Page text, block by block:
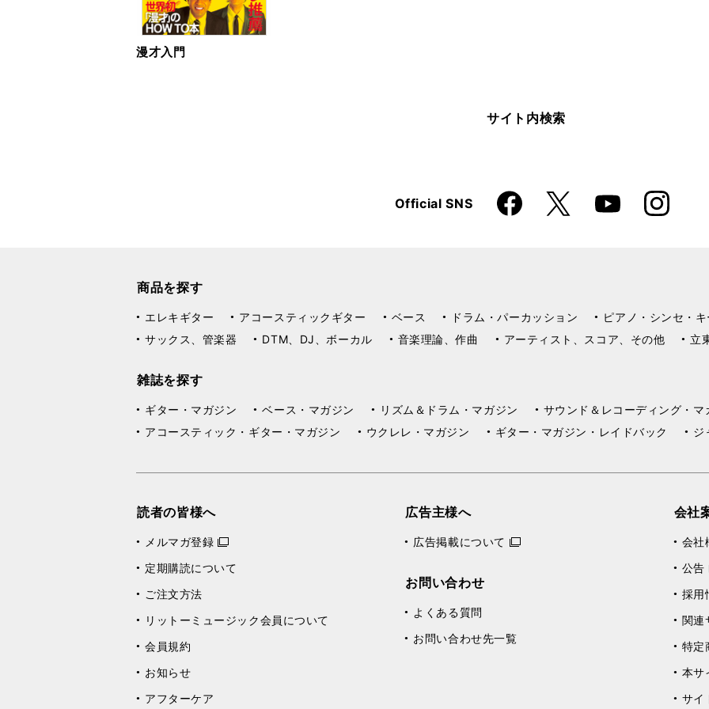
漫才入門
サイト内検索
Official SNSFaceboo
k
X YouTube Instagra
m
商品を探す
エレキギター アコースティックギター ベース ドラム・パーカッション ピアノ・シンセ・キ
サックス、管楽器
DTM、DJ、ボーカル 音楽理論、作曲 アーティスト、スコア、その他 立
雑誌を探す
ギター・マガジン ベース・マガジン リズム＆ドラム・マガジン
サウンド＆レコーディング・マ
アコースティック・ギター・マガジン
ウクレレ・マガジン ギター・マガジン・レイドバック ジ
読者の皆様へ
メルマガ登録
定期購読について
ご注文方法
リットーミュージック会員について
会員規約
お知らせ
アフターケア
広告主様へ
広告掲載について
お問い合わせ
よくある質問
お問い合わせ先一覧
会社
会社
公告
採用
関連
特定
本サ
サイ